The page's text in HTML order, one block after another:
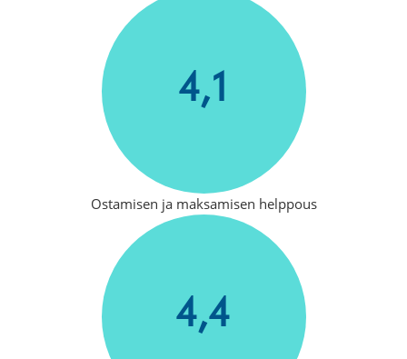
4,1
Ostamisen ja maksamisen helppous
4,4